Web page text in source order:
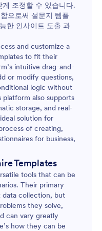
조정할 수 있습니다.
으로써 설문지 템플
한 인사이트 도출 과
and customize a
to fit their
intuitive drag-and-
or modify questions,
logic without
also supports
storage, and real-
solution for
of creating,
for business,
Templates
tools that can be
Their primary
collection, but
they solve,
can vary greatly
how they can be